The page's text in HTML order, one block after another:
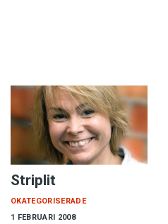
Striplit
1 FEBRUARI 2008
OKATEGORISERADE